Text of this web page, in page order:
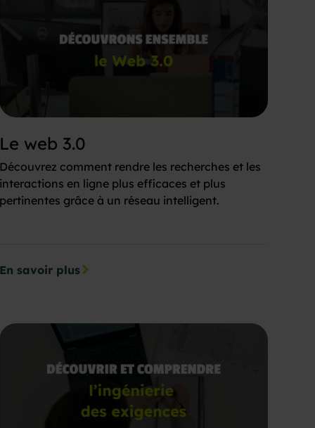
Le web 3.0
Découvrez comment rendre les recherches et les
interactions en ligne plus efficaces et plus
pertinentes grâce à un réseau intelligent.
En savoir plus